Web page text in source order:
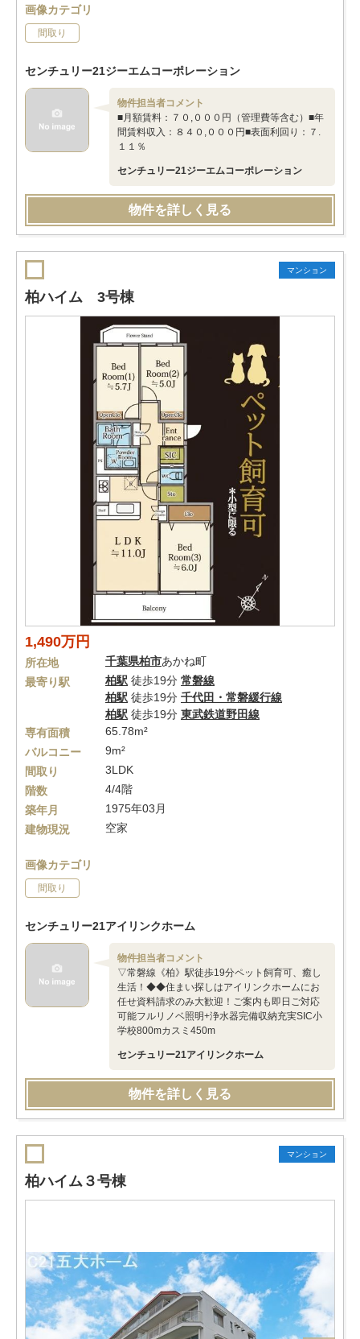
画像カテゴリ
間取り
センチュリー21ジーエムコーポレーション
物件担当者コメント
■月額賃料：７０,０００円（管理費等含む）■年
間賃料収入：８４０,０００円■表面利回り：７.
１１％
センチュリー21ジーエムコーポレーション
物件を詳しく見る
マンション
柏ハイム 3号棟
1,490万円
所在地 千葉県柏市あかね町
最寄り駅
柏駅 徒歩19分 常磐線
柏駅 徒歩19分 千代田・常磐緩行線
柏駅 徒歩19分 東武鉄道野田線
専有面積
65.78m²
バルコニー
9m²
間取り
3LDK
階数
4/4階
築年月
1975年03月
建物現況
空家
画像カテゴリ
間取り
センチュリー21アイリンクホーム
物件担当者コメント
▽常磐線《柏》駅徒歩19分ペット飼育可、癒し
生活！◆◆住まい探しはアイリンクホームにお
任せ資料請求のみ大歓迎！ご案内も即日ご対応
可能フルリノベ照明+浄水器完備収納充実SIC小
学校800mカスミ450m
センチュリー21アイリンクホーム
物件を詳しく見る
マンション
柏ハイム３号棟